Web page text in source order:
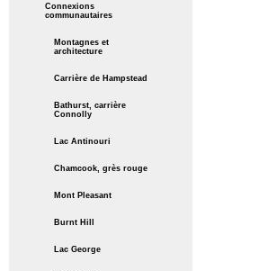
Connexions
communautaires
Montagnes et
architecture
Carrière de Hampstead
Bathurst, carrière
Connolly
Lac Antinouri
Chamcook, grès rouge
Mont Pleasant
Burnt Hill
Lac George